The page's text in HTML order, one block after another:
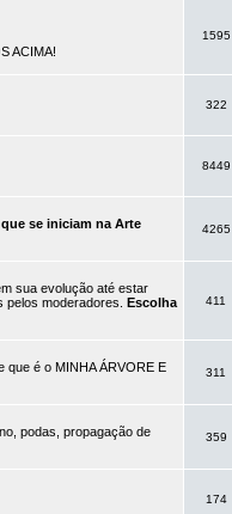
ACIMA!
1595
322
8449
se iniciam na Arte
4265
sua evolução até estar
moderadores. Escolha
411
é o MINHA ÁRVORE E
311
podas, propagação de
359
174